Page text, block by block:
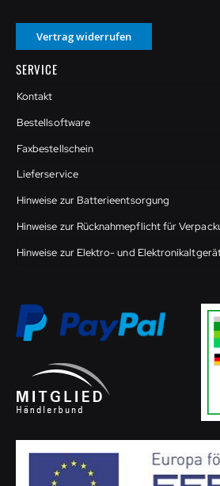
Vertrag widerrufen
SERVICE
Kontakt
Bestellsoftware
Faxbestellschein
Lieferservice
Hinweise zur Batterieentsorgung
Hinweise zur Rücknahmepflicht für
Hinweise zur Elektro- und